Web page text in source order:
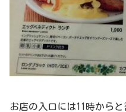
お店の入口には11時から